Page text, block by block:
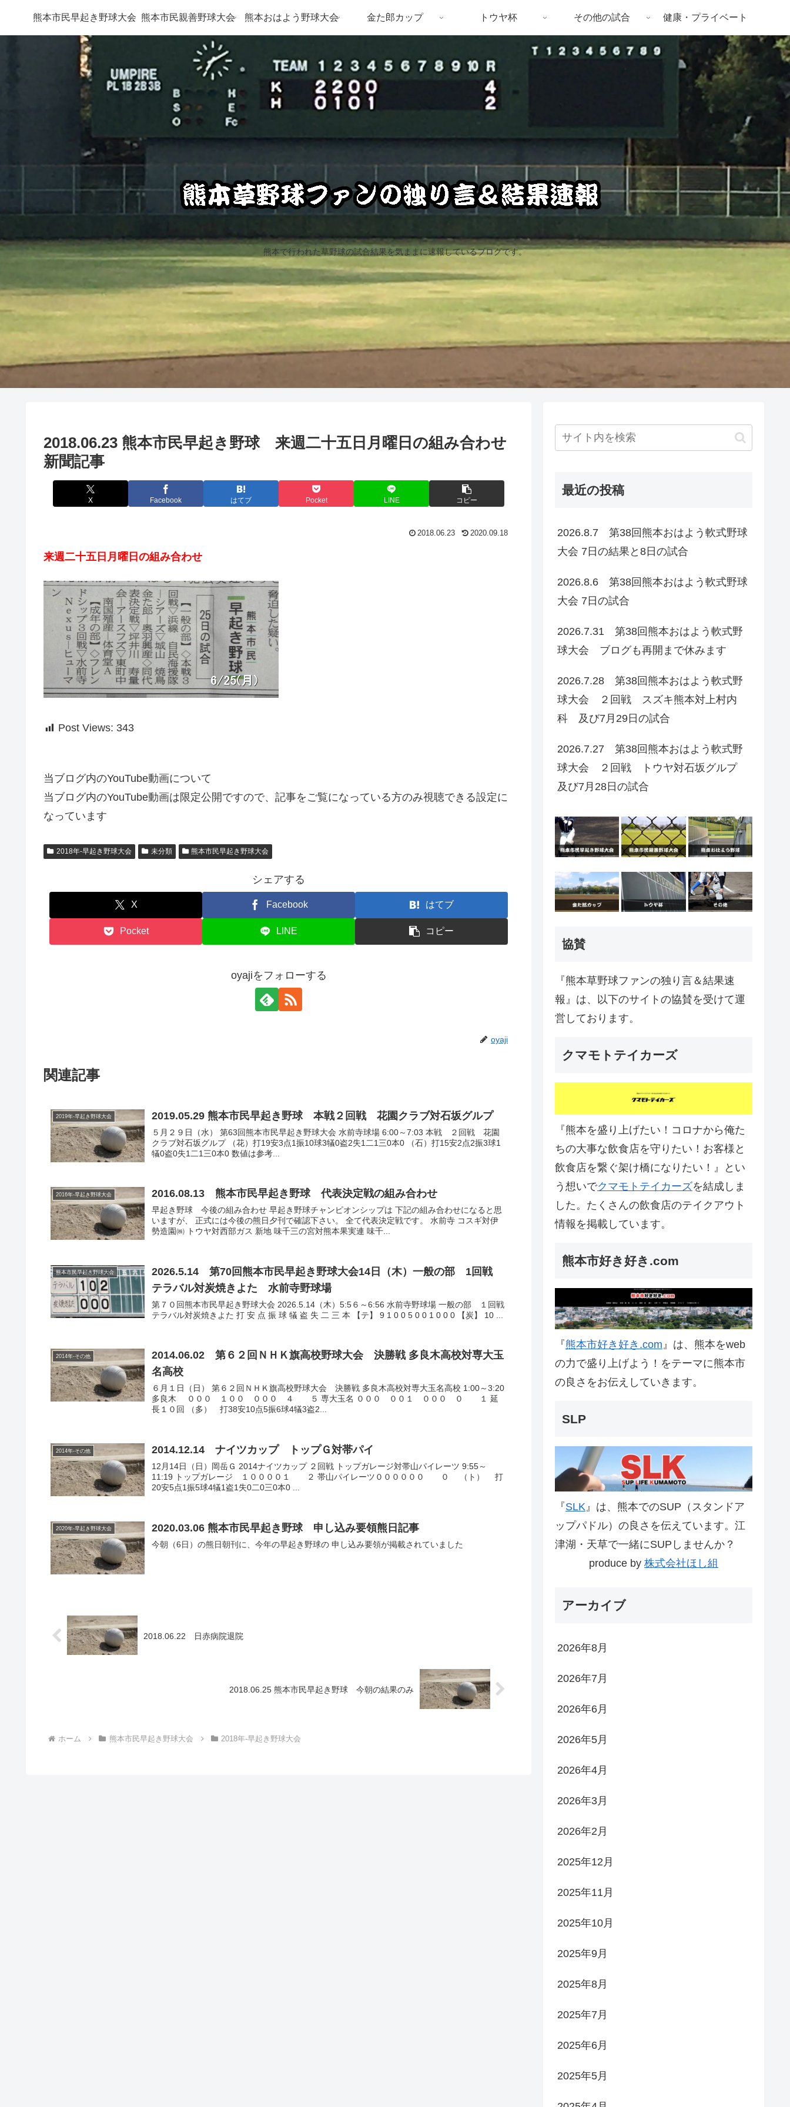
熊本で行われた草野球の試合結果を気ままに速報しているブログです。
熊本市民早起き野球大会 熊本市民親善野球大会 熊本おはよう野球大会 金た郎カップ トウヤ杯 その他の試合 健康・プライベート
2018.06.23 熊本市民早起き野球 来週二十五日月曜日の組み合わせ
新聞記事
X Facebook はてブ Pocket LINE コピー
2018.06.23 2020.09.18
来週二十五日月曜日の組み合わせ
Post Views: 343
当ブログ内のYouTube動画について
当ブログ内のYouTube動画は限定公開ですので、記事をご覧になっている方のみ視聴できる設定に
なっています
2018年-早起き野球大会 未分類 熊本市民早起き野球大会
シェアする
X Facebook はてブ
Pocket LINE コピー
oyajiをフォローする
oyaji
関連記事
2019年-早起き野球大会 2019.05.29 熊本市民早起き野球 本戦２回戦 花園クラブ対石坂グルプ
５月２９日（水） 第63回熊本市民早起き野球大会 水前寺球場 6:00～7:03 本戦 ２回戦 花園
クラブ対石坂グルプ （花）打19安3点1振10球3犠0盗2失1二1三0本0 （石）打15安2点2振3球1
犠0盗0失1二1三0本0 数値は参考...
2016年-早起き野球大会 2016.08.13 熊本市民早起き野球 代表決定戦の組み合わせ
早起き野球 今後の組み合わせ 早起き野球チャンピオンシップは 下記の組み合わせになると思
いますが、 正式には今後の熊日夕刊で確認下さい。 全て代表決定戦です。 水前寺 コスギ対伊
勢造園㈱ トウヤ対西部ガス 新地 味千三の宮対熊本果実連 味千...
熊本市民早起き野球大会
2026.5.14 第70回熊本市民早起き野球大会14日（木）一般の部 1回戦
テラバル対炭焼きよた 水前寺野球場
第７０回熊本市民早起き野球大会 2026.5.14（木）5:5６～6:56 水前寺野球場 一般の部 １回戦
テラバル対炭焼きよた 打 安 点 振 球 犠 盗 失 二 三 本 【テ】 9 1 0 0 5 0 0 1 0 0 0 【炭】 10 ...
2014年-その他
2014.06.02 第６２回ＮＨＫ旗高校野球大会 決勝戦 多良木高校対専大玉
名高校
６月１日（日） 第６２回ＮＨＫ旗高校野球大会 決勝戦 多良木高校対専大玉名高校 1:00～3:20
多良木 ０００ １００ ０００ ４ ５ 専大玉名 ０００ ００１ ０００ ０ １ 延
長１０回 （多） 打38安10点5振6球4犠3盗2...
2014年-その他 2014.12.14 ナイツカップ トップＧ対帯パイ
12月14日（日）岡岳Ｇ 2014ナイツカップ ２回戦 トップガレージ対帯山パイレーツ 9:55～
11:19 トップガレージ １００００１ ２ 帯山パイレーツ００００００ ０ （ト） 打
20安5点1振5球4犠1盗1失0二0三0本0 ...
2020年-早起き野球大会 2020.03.06 熊本市民早起き野球 申し込み要領熊日記事
今朝（6日）の熊日朝刊に、今年の早起き野球の 申し込み要領が掲載されていました
2018.06.22 日赤病院退院
2018.06.25 熊本市民早起き野球 今朝の結果のみ
ホーム 熊本市民早起き野球大会 2018年-早起き野球大会
最近の投稿
2026.8.7 第38回熊本おはよう軟式野球
大会 7日の結果と8日の試合
2026.8.6 第38回熊本おはよう軟式野球
大会 7日の試合
2026.7.31 第38回熊本おはよう軟式野
球大会 ブログも再開まで休みます
2026.7.28 第38回熊本おはよう軟式野
球大会 ２回戦 スズキ熊本対上村内
科 及び7月29日の試合
2026.7.27 第38回熊本おはよう軟式野
球大会 ２回戦 トウヤ対石坂グルプ
及び7月28日の試合
協賛
『熊本草野球ファンの独り言＆結果速
報』は、以下のサイトの協賛を受けて運
営しております。
クマモトテイカーズ
『熊本を盛り上げたい！コロナから俺た
ちの大事な飲食店を守りたい！お客様と
飲食店を繋ぐ架け橋になりたい！』とい
う想いでクマモトテイカーズを結成しま
した。たくさんの飲食店のテイクアウト
情報を掲載しています。
熊本市好き好き.com
『熊本市好き好き.com 』は、熊本をweb
の力で盛り上げよう！をテーマに熊本市
の良さをお伝えしていきます。
SLP
『SLK 』は、熊本でのSUP（スタンドア
ップパドル）の良さを伝えています。江
津湖・天草で一緒にSUPしませんか？
produce by 株式会社ほし組
アーカイブ
2026年8月
2026年7月
2026年6月
2026年5月
2026年4月
2026年3月
2026年2月
2025年12月
2025年11月
2025年10月
2025年9月
2025年8月
2025年7月
2025年6月
2025年5月